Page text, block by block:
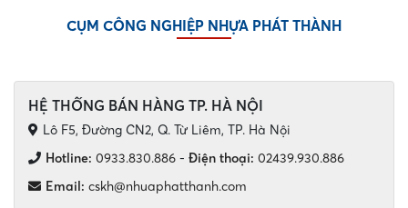
CỤM CÔNG NGHIỆP NHỰA PHÁT THÀNH
HỆ THỐNG BÁN HÀNG TP. HÀ NỘI
Lô F5, Đường CN2, Q. Từ Liêm, TP. Hà Nội
Hotline: 0933.830.886 - Điện thoại: 02439.930.886
Email: cskh@nhuaphatthanh.com